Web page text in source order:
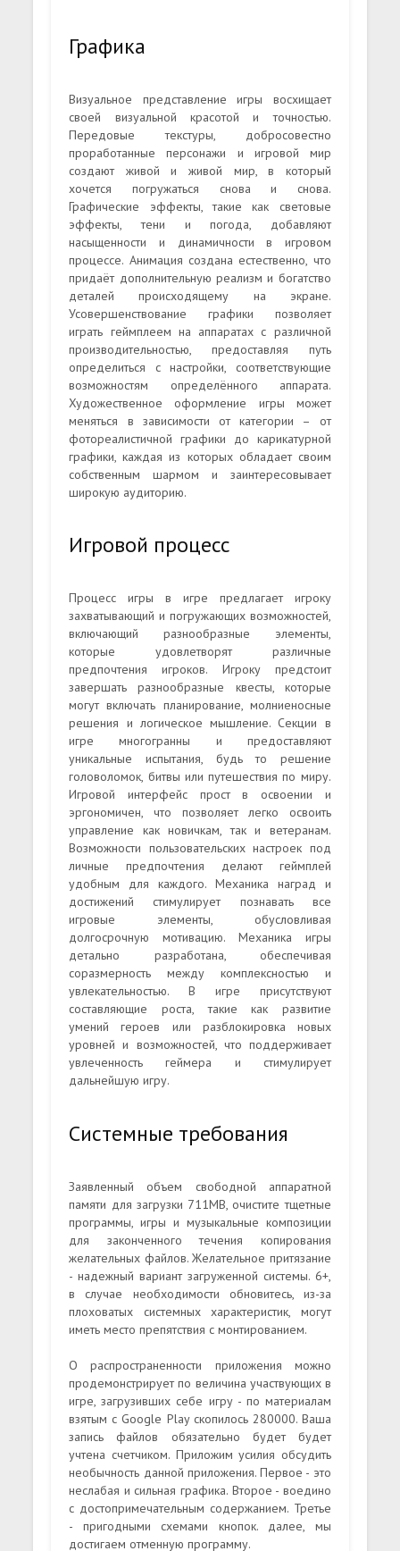
Графика
Визуальное представление игры восхищает
своей визуальной красотой и точностью.
Передовые текстуры, добросовестно
проработанные персонажи и игровой мир
создают живой и живой мир, в который
хочется погружаться снова и снова.
Графические эффекты, такие как световые
эффекты, тени и погода, добавляют
насыщенности и динамичности в игровом
процессе. Анимация создана естественно, что
придаёт дополнительную реализм и богатство
деталей происходящему на экране.
Усовершенствование графики позволяет
играть геймплеем на аппаратах с различной
производительностью, предоставляя путь
определиться с настройки, соответствующие
возможностям определённого аппарата.
Художественное оформление игры может
меняться в зависимости от категории – от
фотореалистичной графики до карикатурной
графики, каждая из которых обладает своим
собственным шармом и заинтересовывает
широкую аудиторию.
Игровой процесс
Процесс игры в игре предлагает игроку
захватывающий и погружающих возможностей,
включающий разнообразные элементы,
которые удовлетворят различные
предпочтения игроков. Игроку предстоит
завершать разнообразные квесты, которые
могут включать планирование, молниеносные
решения и логическое мышление. Секции в
игре многогранны и предоставляют
уникальные испытания, будь то решение
головоломок, битвы или путешествия по миру.
Игровой интерфейс прост в освоении и
эргономичен, что позволяет легко освоить
управление как новичкам, так и ветеранам.
Возможности пользовательских настроек под
личные предпочтения делают геймплей
удобным для каждого. Механика наград и
достижений стимулирует познавать все
игровые элементы, обусловливая
долгосрочную мотивацию. Механика игры
детально разработана, обеспечивая
соразмерность между комплексностью и
увлекательностью. В игре присутствуют
составляющие роста, такие как развитие
умений героев или разблокировка новых
уровней и возможностей, что поддерживает
увлеченность геймера и стимулирует
дальнейшую игру.
Системные требования
Заявленный объем свободной аппаратной
памяти для загрузки 711MB, очистите тщетные
программы, игры и музыкальные композиции
для законченного течения копирования
желательных файлов. Желательное притязание
- надежный вариант загруженной системы. 6+,
в случае необходимости обновитесь, из-за
плоховатых системных характеристик, могут
иметь место препятствия с монтированием.
О распространенности приложения можно
продемонстрирует по величина участвующих в
игре, загрузивших себе игру - по материалам
взятым с Google Play скопилось 280000. Ваша
запись файлов обязательно будет будет
учтена счетчиком. Приложим усилия обсудить
необычность данной приложения. Первое - это
неслабая и сильная графика. Второе - воедино
с достопримечательным содержанием. Третье
- пригодными схемами кнопок. далее, мы
достигаем отменную программу.